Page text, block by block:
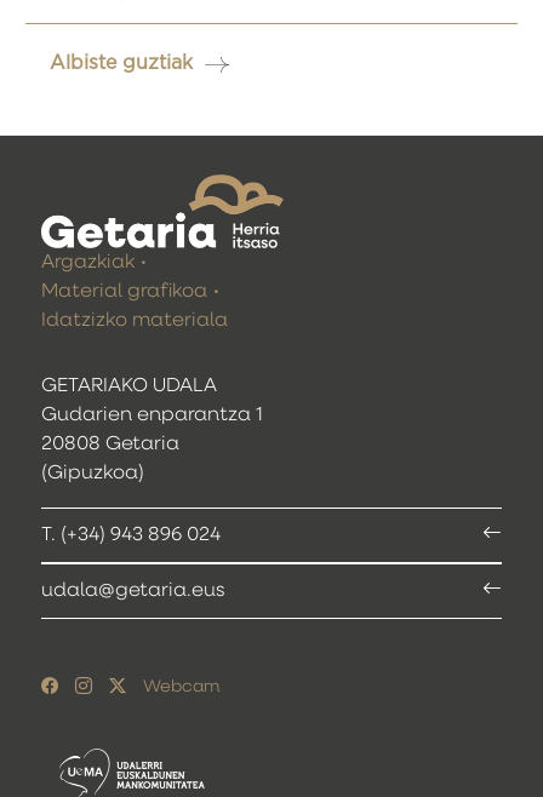
Albiste guztiak
GETARIAKO UDALA
Gudarien enparantza 1
20808 Getaria
(Gipuzkoa)
T. (+34) 943 896 024
udala@getaria.eus
Argazkiak
Material grafikoa
Idatzizko materiala
Webcam